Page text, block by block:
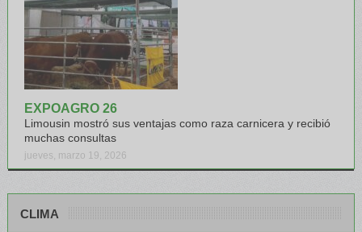
EXPOAGRO 26
Limousin mostró sus ventajas como raza carnicera y recibió
muchas consultas
jueves, marzo 19, 2026
CLIMA